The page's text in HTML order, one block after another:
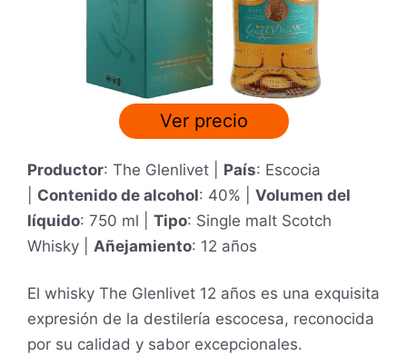
4
.
2
d
Ver precio
Productor: The Glenlivet | País: Escocia
Contenido de alcohol: 40% | Volumen del
líquido: 750 ml | Tipo: Single malt Scotch
Whisky | Añejamiento: 12 años
El whisky The Glenlivet 12 años es una exquisita
expresión de la destilería escocesa, reconocida
por su calidad y sabor excepcionales.